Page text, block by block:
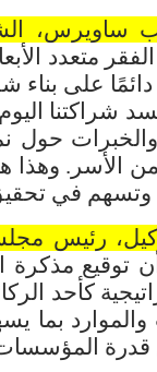
ساويرس،
متعدد
على
شراكتنا
حول
الأسر. وهذا
وتسهم في
رئيس
توقيع
كأحد
بما
من قدرة